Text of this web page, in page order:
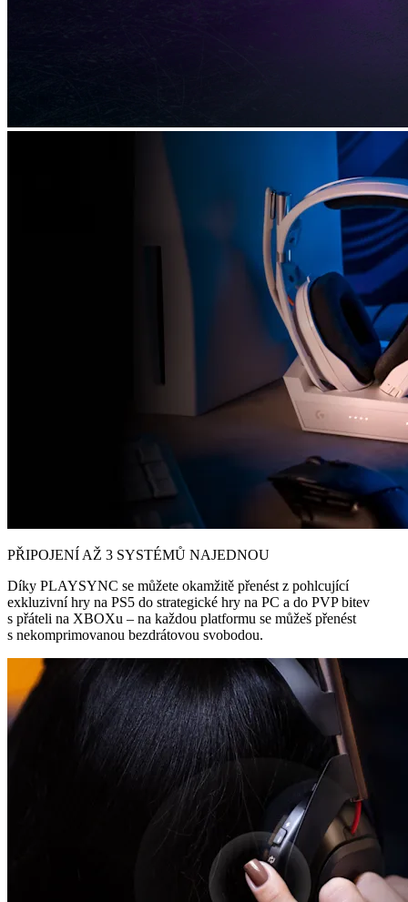
PŘIPOJENÍ AŽ 3 SYSTÉMŮ NAJEDNOU
Díky PLAYSYNC se můžete okamžitě přenést z pohlcující
exkluzivní hry na PS5 do strategické hry na PC a do PVP bitev
s přáteli na XBOXu – na každou platformu se můžeš přenést
s nekomprimovanou bezdrátovou svobodou.